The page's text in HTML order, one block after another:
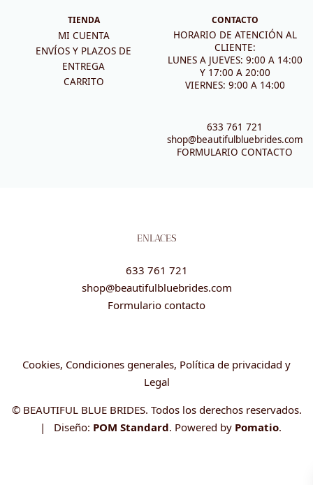
TIENDA
MI CUENTA
ENVÍOS Y PLAZOS DE
ENTREGA
CARRITO
CONTACTO
HORARIO DE ATENCIÓN AL
CLIENTE:
LUNES A JUEVES: 9:00 A 14:00
Y 17:00 A 20:00
VIERNES: 9:00 A 14:00
633 761 721
shop@beautifulbluebrides.com
FORMULARIO CONTACTO
ENLACES
633 761 721
shop@beautifulbluebrides.com
Formulario contacto
Cookies, Condiciones generales, Política de privacidad y
Legal
© BEAUTIFUL BLUE BRIDES. Todos los derechos reservados.
| Diseño: POM Standard. Powered by Pomatio.